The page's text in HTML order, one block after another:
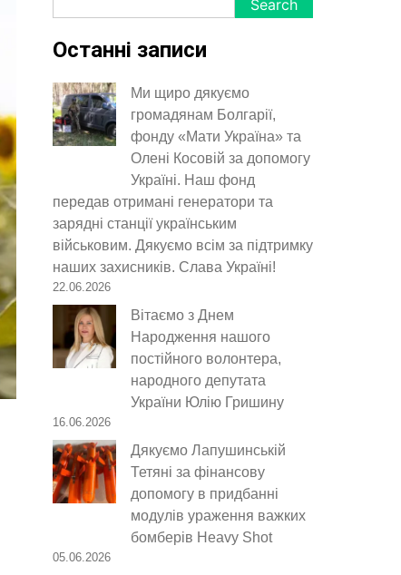
Search
Останні записи
Ми щиро дякуємо
громадянам Болгарії,
фонду «Мати Україна» та
Олені Косовій за допомогу
Україні. Наш фонд
передав отримані генератори та
зарядні станції українським
військовим. Дякуємо всім за підтримку
наших захисників. Слава Україні!
22.06.2026
Вітаємо з Днем
Народження нашого
постійного волонтера,
народного депутата
України Юлію Гришину
16.06.2026
Дякуємо Лапушинській
Тетяні за фінансову
допомогу в придбанні
модулів ураження важких
бомберів Heavy Shot
05.06.2026